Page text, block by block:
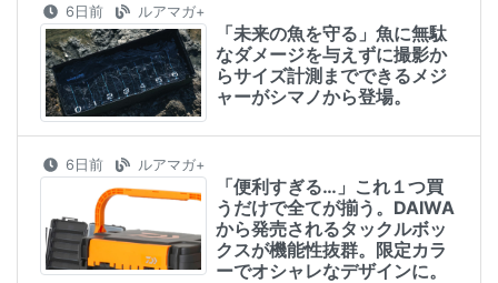
6日前 ルアマガ+
「未来の魚を守る」魚に無駄
なダメージを与えずに撮影か
らサイズ計測までできるメジ
ャーがシマノから登場。
6日前 ルアマガ+
「便利すぎる…」これ１つ買
うだけで全てが揃う。DAIWA
から発売されるタックルボッ
クスが機能性抜群。限定カラ
ーでオシャレなデザインに。